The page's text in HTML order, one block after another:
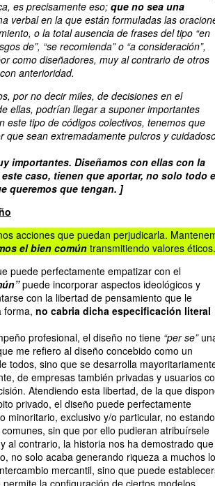
es precisamente eso; que no sea una
verbal en la que están formuladas las
o la total ausencia de frases del tipo “en
de”, “se recomienda” o “a consideración”,
como diseñadores, muy al contrario de otros
anterioridad.
por no decir miles, de decisiones en el
ellas, podrían llegar a suponer importantes
este tipo de códigos colectivos, tenemos que
sean extremadamente pulcros y
importantes. Diseñamos con ellas con la
caso, tienen que aportar, no solo todo
queremos que tengan. ]
acciones que puedan perjudicarla.
el bien comúntransmitiendo valores éticos.
puede perfectamente empatizar con el
puede incorporar aspectos ideológicos y
con la libertad de pensamiento que le
forma, no cabria dicha especificación literal
profesional, el diseño no tiene “per se”
me refiero al diseño concebido como un
todos, sino que se desarrolla
de empresas también privadas y usuarios
Atendiendo esta libertad, de la que
privado, el diseño puede perfectamente
minoritario, exclusivo y/o particular, no estando
sin que por ello pudieran atribuírsele
al contrario, la historia nos ha demostrado
no solo acaba generando riqueza a muchos
mercantil, sino que puede
la configuración de ciertos modelos